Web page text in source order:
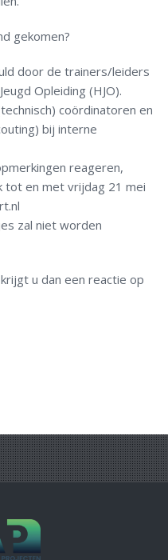
gekomen?
door de trainers/leiders
Opleiding (HJO).
coördinatoren en
bij interne
reageren,
tot en met vrijdag 21 mei
zal niet worden
u dan een reactie op